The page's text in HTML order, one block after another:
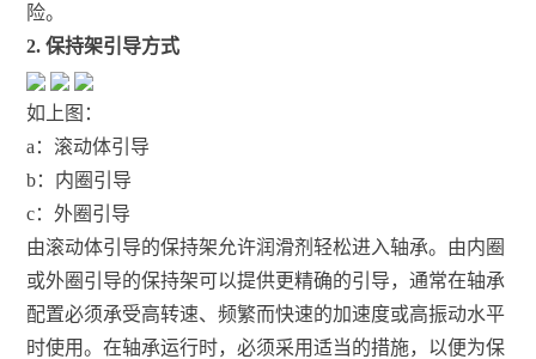
险。
2. 保持架引导方式
如上图：
a：滚动体引导
b：内圈引导
c：外圈引导
由滚动体引导的保持架允许润滑剂轻松进入轴承。由内圈
或外圈引导的保持架可以提供更精确的引导，通常在轴承
配置必须承受高转速、频繁而快速的加速度或高振动水平
时使用。在轴承运行时，必须采用适当的措施，以便为保